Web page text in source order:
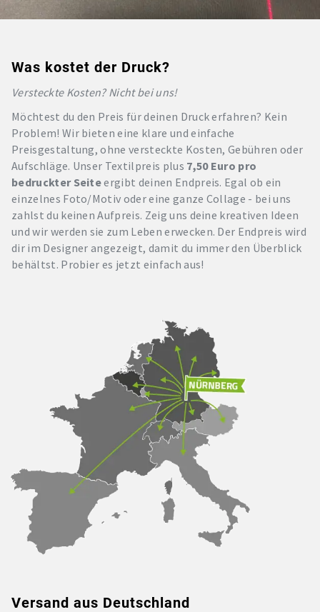
Was kostet der Druck?
Versteckte Kosten? Nicht bei uns!
Möchtest du den Preis für deinen Druck erfahren? Kein
Problem! Wir bieten eine klare und einfache
Preisgestaltung, ohne versteckte Kosten, Gebühren oder
Aufschläge. Unser Textilpreis plus 7,50 Euro pro
bedruckter Seiteergibt deinen Endpreis. Egal ob ein
einzelnes Foto/Motiv oder eine ganze Collage - bei uns
zahlst du keinen Aufpreis. Zeig uns deine kreativen Ideen
und wir werden sie zum Leben erwecken. Der Endpreis wird
dir im Designer angezeigt, damit du immer den Überblick
behältst. Probier es jetzt einfach aus!
Versand aus Deutschland